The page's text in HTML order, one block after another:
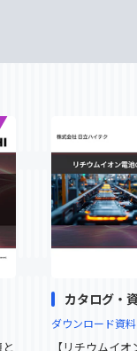
カタログ・
ダウンロード資料
【リチウムイ